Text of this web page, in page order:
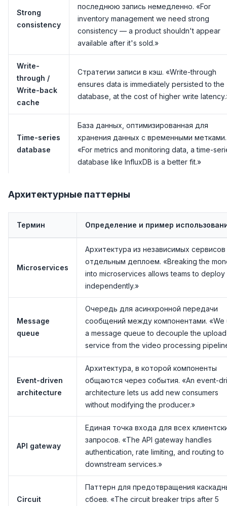
Strong
consistency
последнюю запись немедленно. «For
inventory management we need strong
consistency — a product shouldn't appear
available after it's sold.»
Write-
through /
Write-back
cache
Стратегии записи в кэш. «Write-through
ensures data is immediately persisted to the
database, at the cost of higher write
Time-series
database
База данных, оптимизированная для
хранения данных с временными метками.
«For metrics and monitoring data, a time-
database like InfluxDB is a better fit.»
Архитектурные паттерны
Термин Определение и пример
Microservices
Архитектура из независимых сервисов
отдельным деплоем. «Breaking the
into microservices allows teams to deploy
independently.»
Message
queue
Очередь для асинхронной передачи
сообщений между компонентами. «We
a message queue to decouple the upload
service from the video processing
Event-driven
architecture
Архитектура, в которой компоненты
общаются через события. «An event-
architecture lets us add new consumers
without modifying the producer.»
API gateway
Единая точка входа для всех
запросов. «The API gateway handles
authentication, rate limiting, and routing to
downstream services.»
Circuit
Паттерн для предотвращения
сбоев. «The circuit breaker trips after 5